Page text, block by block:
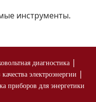
инструменты.
диагностика |
электроэнергии |
приборов для энергетики